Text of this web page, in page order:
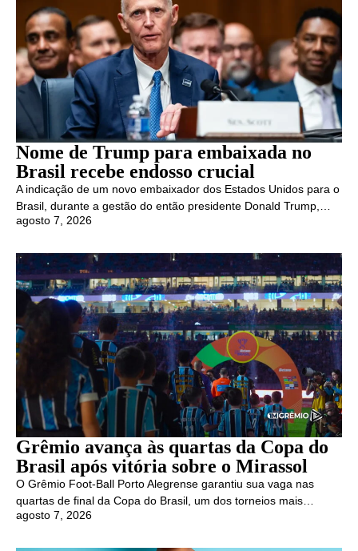
Nome de Trump para embaixada no
Brasil recebe endosso crucial
A indicação de um novo embaixador dos Estados Unidos para o
Brasil, durante a gestão do então presidente Donald Trump,…
agosto 7, 2026
Grêmio avança às quartas da Copa do
Brasil após vitória sobre o Mirassol
O Grêmio Foot-Ball Porto Alegrense garantiu sua vaga nas
quartas de final da Copa do Brasil, um dos torneios mais…
agosto 7, 2026